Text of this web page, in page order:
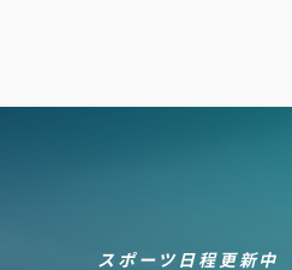
スポーツ日程更新中